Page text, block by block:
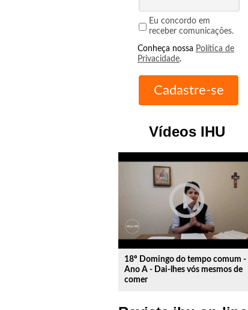
Eu concordo em
receber comunicações.
Conheça nossa Política de
Privacidade.
Vídeos IHU
play_circle_outline
18º Domingo do tempo comum -
Ano A - Dai-lhes vós mesmos de
comer